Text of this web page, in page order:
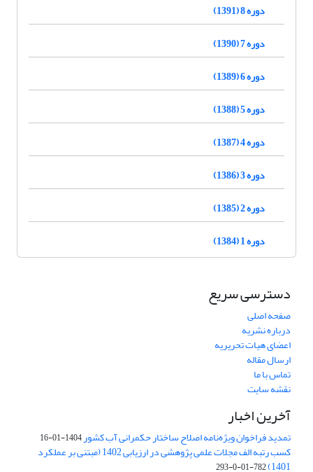
دوره 8 (1391)
دوره 7 (1390)
دوره 6 (1389)
دوره 5 (1388)
دوره 4 (1387)
دوره 3 (1386)
دوره 2 (1385)
دوره 1 (1384)
دسترسی سریع
صفحه اصلی
درباره نشریه
اعضای هیات تحریریه
ارسال مقاله
تماس با ما
نقشه سایت
آخرین اخبار
تمدید فراخوان ویژه‌نامه اصلاح ساختار حکمرانی آب کشور1404-01-16
کسب رتبه الف مجلات علمی پژوهشی در ارزیابی 1402 (مبتنی بر عملکرد
1401)
782-01-0-293